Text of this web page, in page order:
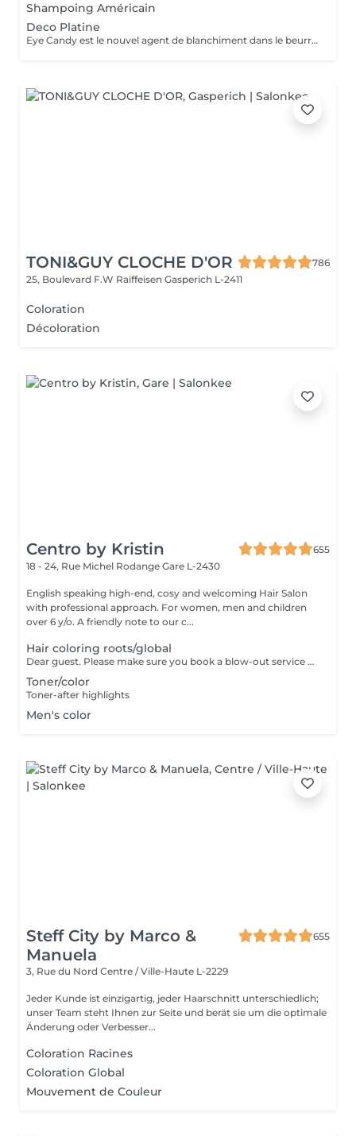
Shampoing Américain
Deco Platine
Eye Candy est le nouvel agent de blanchiment dans le beurre à faible teneur en ammoniac, capable de garantir des résultats de blanchiment élevés sans attaquer ni endommager la structure du cheveu et avec une action délicate et protectrice sur la peau. Pendant les phases de décoloration, il protège les cheveux, leur donne force et vitalité, reconstruit et revitalise, tout en aidant à maintenir la structure capillaire compacte pendant tout le processus d'éclaircissement. Une formule innovante et efficace, un produit révolutionnaire au service du salon, en parfaite adéquation avec les tendances du moment, qui exigent souvent un éclairage extrême comme base des couleurs à la mode. Avec Eye Candy, vous pouvez décolorer les cheveux même à des rythmes soutenus en les laissant parfaitement intacts et vitaux!
TONI&GUY CLOCHE D'OR
786
25, Boulevard F.W Raiffeisen Gasperich L-2411
Coloration
Décoloration
Centro by Kristin
655
18 - 24, Rue Michel Rodange Gare L-2430
English speaking high-end, cosy and welcoming Hair Salon
with professional approach. For women, men and children
over 6 y/o. A friendly note to our c...
Hair coloring roots/global
Dear guest. Please make sure you book a blow-out service after your color service, that is additional 30 minutes to the total service. Thank you for understanding. Team Centro
Toner/color
Toner-after highlights
Men's color
Steff City by Marco &
Manuela
655
3, Rue du Nord Centre / Ville-Haute L-2229
Jeder Kunde ist einzigartig, jeder Haarschnitt unterschiedlich;
unser Team steht Ihnen zur Seite und berät sie um die optimale
Änderung oder Verbesser...
Coloration Racines
Coloration Global
Mouvement de Couleur